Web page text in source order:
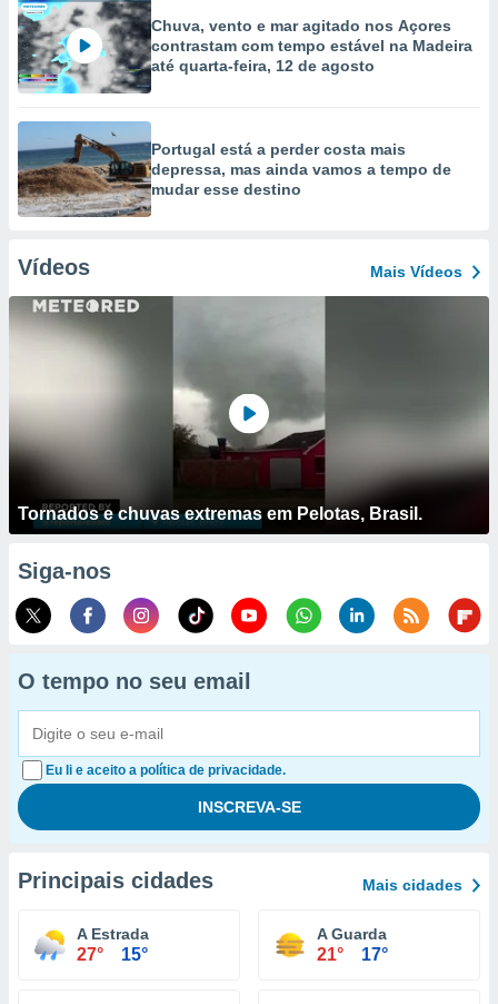
Chuva, vento e mar agitado nos Açores
contrastam com tempo estável na Madeira
até quarta-feira, 12 de agosto
Portugal está a perder costa mais
depressa, mas ainda vamos a tempo de
mudar esse destino
Vídeos Mais Vídeos
Tornados e chuvas extremas em Pelotas, Brasil.
Siga-nos
O tempo no seu email
Eu li e aceito a política de privacidade.
Principais cidades Mais cidades
A Estrada
27° 15°
A Guarda
21° 17°